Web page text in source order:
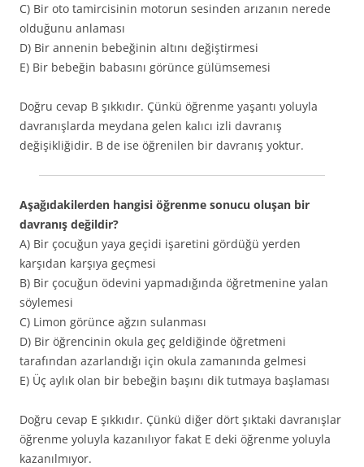
C) Bir oto tamircisinin motorun sesinden arızanın nerede
olduğunu anlaması
D) Bir annenin bebeğinin altını değiştirmesi
E) Bir bebeğin babasını görünce gülümsemesi
Doğru cevap B şıkkıdır. Çünkü öğrenme yaşantı yoluyla
davranışlarda meydana gelen kalıcı izli davranış
değişikliğidir. B de ise öğrenilen bir davranış yoktur.
Aşağıdakilerden hangisi öğrenme sonucu oluşan bir
davranış değildir?
A) Bir çocuğun yaya geçidi işaretini gördüğü yerden
karşıdan karşıya geçmesi
B) Bir çocuğun ödevini yapmadığında öğretmenine yalan
söylemesi
C) Limon görünce ağzın sulanması
D) Bir öğrencinin okula geç geldiğinde öğretmeni
tarafından azarlandığı için okula zamanında gelmesi
E) Üç aylık olan bir bebeğin başını dik tutmaya başlaması
Doğru cevap E şıkkıdır. Çünkü diğer dört şıktaki davranışlar
öğrenme yoluyla kazanılıyor fakat E deki öğrenme yoluyla
kazanılmıyor.